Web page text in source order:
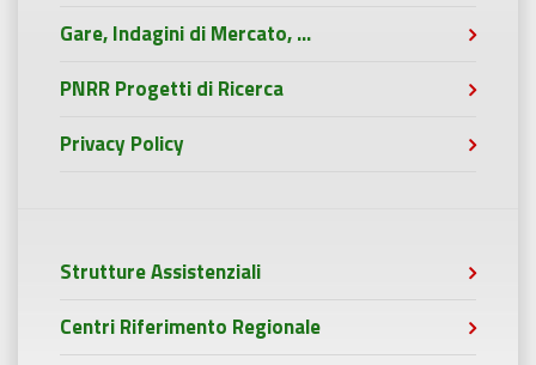
Gare, Indagini di Mercato, ...
PNRR Progetti di Ricerca
Privacy Policy
Strutture Assistenziali
Centri Riferimento Regionale